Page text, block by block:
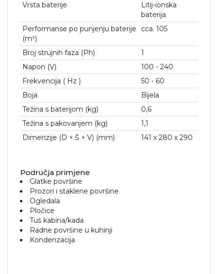
Vrsta baterije
Litij-ionska
baterija
Performanse po punjenju baterije
(m²)
cca. 105
Broj strujnih faza (Ph)
1
Napon (V)
100 - 240
Frekvencija ( Hz )
50 - 60
Boja
Bijela
Težina s baterijom (kg)
0,6
Težina s pakovanjem (kg)
1,1
Dimenzije (D × Š × V) (mm)
141 x 280 x 290
Područja primjene
Glatke površine
Prozori i staklene površine
Ogledala
Pločice
Tuš kabina/kada
Radne površine u kuhinji
Kondenzacija